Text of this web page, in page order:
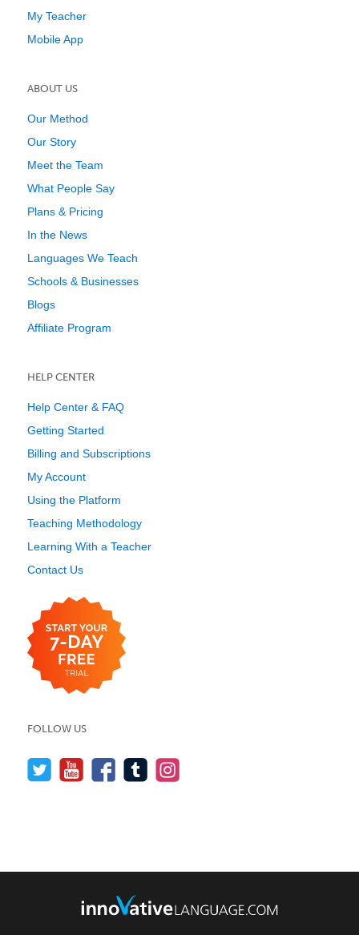
My Teacher
Mobile App
ABOUT US
Our Method
Our Story
Meet the Team
What People Say
Plans & Pricing
In the News
Languages We Teach
Schools & Businesses
Blogs
Affiliate Program
HELP CENTER
Help Center & FAQ
Getting Started
Billing and Subscriptions
My Account
Using the Platform
Teaching Methodology
Learning With a Teacher
Contact Us
FOLLOW US